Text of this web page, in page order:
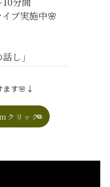
実施中🌸
」
ます🌸↓
クリック